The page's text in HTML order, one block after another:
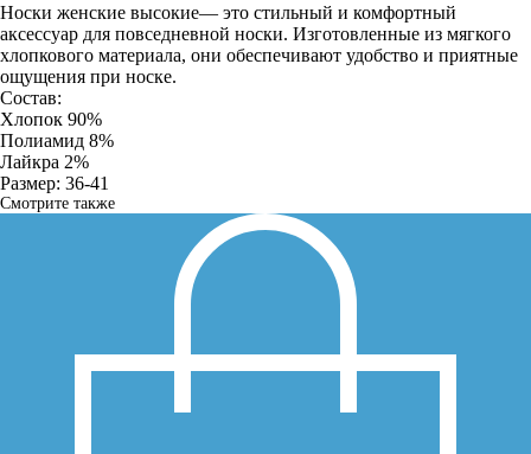
Носки женские высокие— это стильный и комфортный
аксессуар для повседневной носки. Изготовленные из мягкого
хлопкового материала, они обеспечивают удобство и приятные
ощущения при носке.
Состав:
Хлопок 90%
Полиамид 8%
Лайкра 2%
Размер: 36-41
Смотрите также